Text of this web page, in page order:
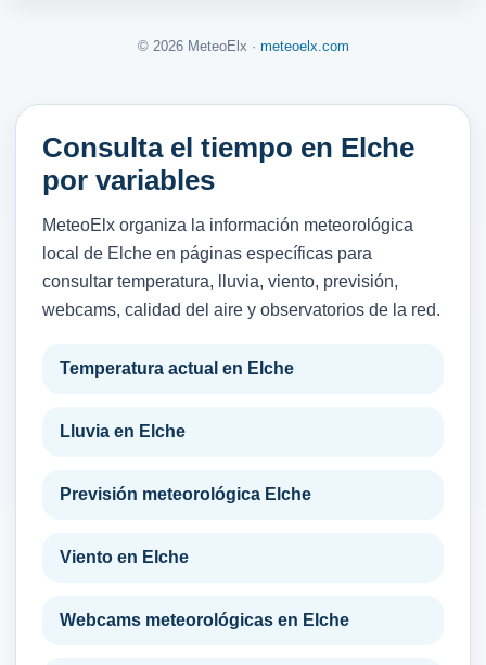
© 2026 MeteoElx · meteoelx.com
Consulta el tiempo en Elche
por variables
MeteoElx organiza la información meteorológica
local de Elche en páginas específicas para
consultar temperatura, lluvia, viento, previsión,
webcams, calidad del aire y observatorios de la red.
Temperatura actual en Elche
Lluvia en Elche
Previsión meteorológica Elche
Viento en Elche
Webcams meteorológicas en Elche